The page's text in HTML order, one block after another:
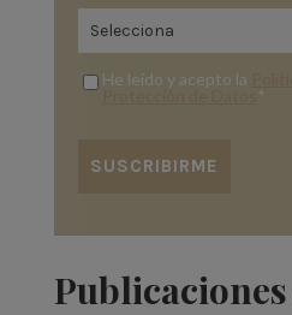
He leído y acepto la
*